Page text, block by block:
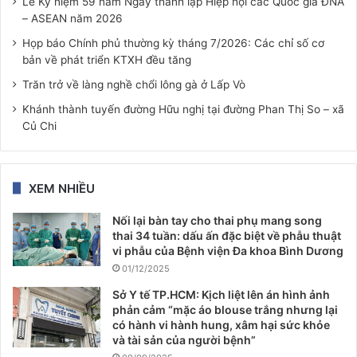
– ASEAN năm 2026
Họp báo Chính phủ thường kỳ tháng 7/2026: Các chỉ số cơ
bản về phát triển KTXH đều tăng
Trăn trở về làng nghề chổi lông gà ở Lấp Vò
Khánh thành tuyến đường Hữu nghị tại đường Phan Thị So – xã
Củ Chi
XEM NHIỀU
Nối lại bàn tay cho thai phụ mang song
thai 34 tuần: dấu ấn đặc biệt về phẫu thuật
vi phẫu của Bệnh viện Đa khoa Bình Dương
01/12/2025
Sở Y tế TP.HCM: Kịch liệt lên án hình ảnh
phản cảm “mặc áo blouse trắng nhưng lại
có hành vi hành hung, xâm hại sức khỏe
và tài sản của người bệnh”